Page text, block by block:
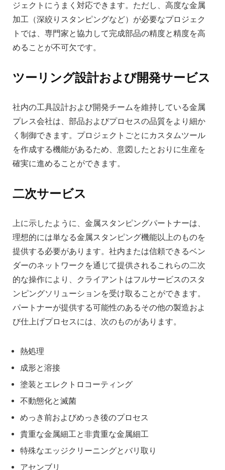
ジェクトにうまく対応できます。ただし、高度な金属
加工（深絞りスタンピングなど）が必要なプロジェク
トでは、専門家と協力して完成部品の精度と精度を高
めることが不可欠です。
ツーリング設計および開発サービス
社内の工具設計および開発チームを維持している金属
プレス会社は、部品およびプロセスの品質をより細か
く制御できます。プロジェクトごとにカスタムツール
を作成する機能があるため、意図したとおりに生産を
確実に進めることができます。
二次サービス
上に示したように、金属スタンピングパートナーは、
理想的には単なる金属スタンピング機能以上のものを
提供する必要があります。社内または信頼できるベン
ダーのネットワークを通じて提供されるこれらの二次
的な操作により、クライアントはフルサービスのスタ
ンピングソリューションを受け取ることができます。
パートナーが提供する可能性のあるその他の製造およ
び仕上げプロセスには、次のものがあります。
熱処理
成形と溶接
塗装とエレクトロコーティング
不動態化と滅菌
めっき前およびめっき後のプロセス
貴重な金属細工と非貴重な金属細工
特殊なエッジクリーニングとバリ取り
アセンブリ